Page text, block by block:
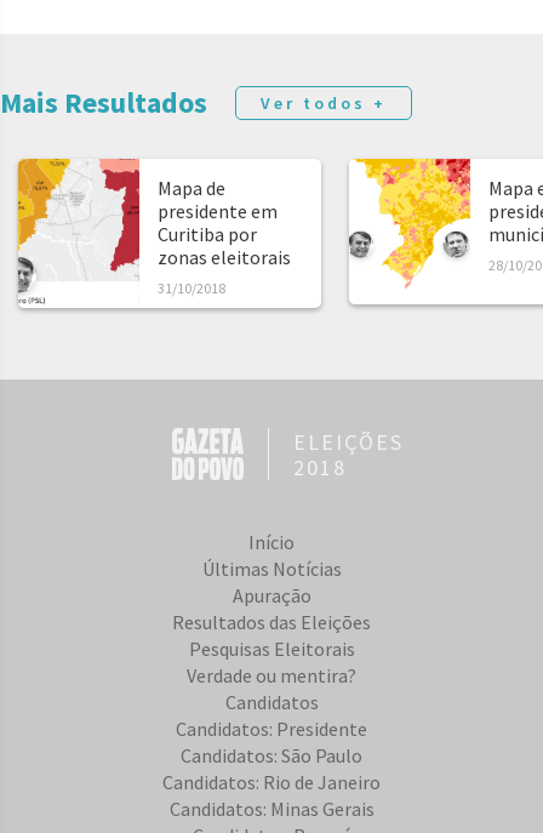
Mais Resultados Ver todos +
Mapa de
presidente em
Curitiba por
zonas eleitorais
31/10/2018
Mapa
28/10/
ELEIÇÕES
2018
Início
Últimas Notícias
Apuração
Resultados das Eleições
Pesquisas Eleitorais
Verdade ou mentira?
Candidatos
Candidatos: Presidente
Candidatos: São Paulo
Candidatos: Rio de Janeiro
Candidatos: Minas Gerais